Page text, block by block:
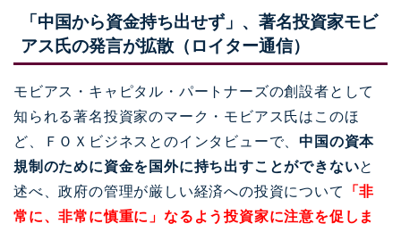
「中国から資金持ち出せず」、著名投資家モビ
アス氏の発言が拡散（ロイター通信）
モビアス・キャピタル・パートナーズの創設者として
知られる著名投資家のマーク・モビアス氏はこのほ
ど、ＦＯＸビジネスとのインタビューで、中国の資本
規制のために資金を国外に持ち出すことができないと
述べ、政府の管理が厳しい経済への投資について
「非
常に、非常に慎重に」なるよう投資家に注意を促しま